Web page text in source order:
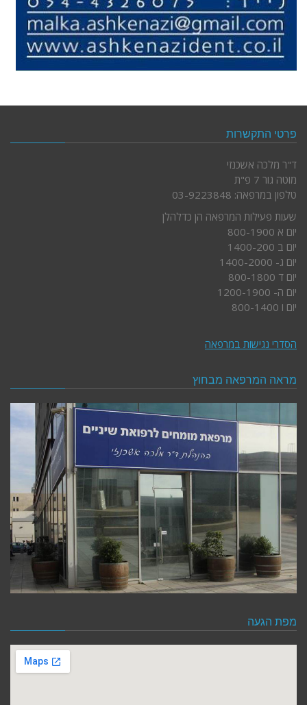
פרטי התקשרות
ד"ר מלכה אשכנזי
מוטה גור 7 פ"ת
טלפון במרפאה: 03-9223848
שעות פעילות המרפאה הן כדלהלן
יום א 800-1900
יום ב 1400-200
יום ג- 1400-2000
יום ד 800-1800
יום ה- 1200-1900
יום ו 800-1400
הסדרי נגישות במרפאה
מראה המרפאה מבחוץ
מפת הגעה